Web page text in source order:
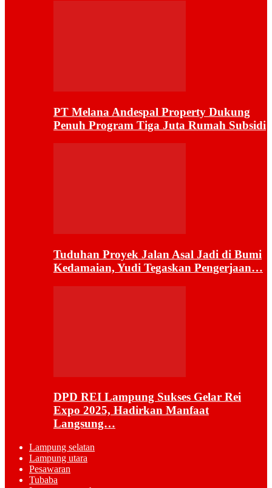
PT Melana Andespal Property Dukung
Penuh Program Tiga Juta Rumah Subsidi
Tuduhan Proyek Jalan Asal Jadi di Bumi
Kedamaian, Yudi Tegaskan Pengerjaan…
DPD REI Lampung Sukses Gelar Rei
Expo 2025, Hadirkan Manfaat
Langsung…
Lampung selatan
Lampung utara
Pesawaran
Tubaba